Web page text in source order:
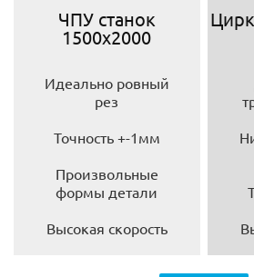
ЧПУ станок
1500х2000
Идеально ровный
рез
Точность +-1мм
Произвольные
формы детали
Высокая скорость